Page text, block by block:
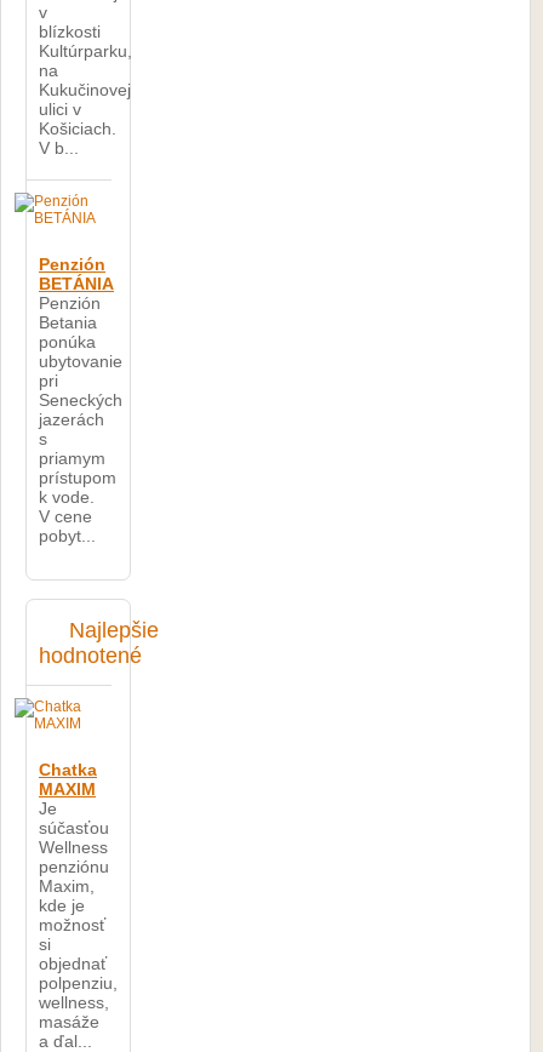
v
blízkosti
Kultúrparku,
na
Kukučinovej
ulici v
Košiciach.
V b...
Penzión
BETÁNIA
Penzión
Betania
ponúka
ubytovanie
pri
Seneckých
jazerách
s
priamym
prístupom
k vode.
V cene
pobyt...
Najlepšie
hodnotené
Chatka
MAXIM
Je
súčasťou
Wellness
penziónu
Maxim,
kde je
možnosť
si
objednať
polpenziu,
wellness,
masáže
a ďal...